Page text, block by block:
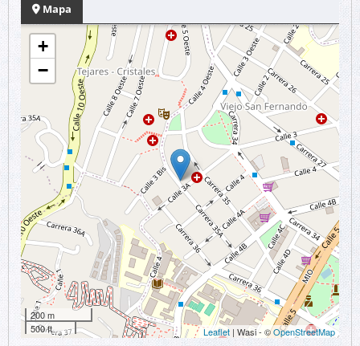
Mapa
+
−
200 m
500 ft
Leaflet | Wasi - ©OpenStreetMap